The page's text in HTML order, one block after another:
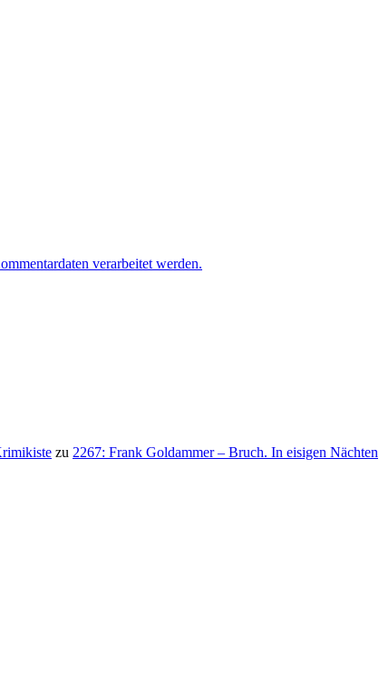
verarbeitet werden.
zu 2267: Frank Goldammer – Bruch. In eisigen Nächten